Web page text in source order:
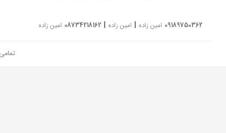
09189750362 امین زاده | امین زاده |
08734218162 امین زاده